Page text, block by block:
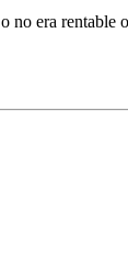
no era rentable